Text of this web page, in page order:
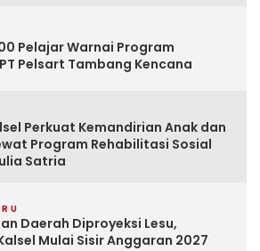
Pelajar Warnai Program
Pelsart Tambang Kencana
Perkuat Kemandirian Anak dan
Program Rehabilitasi Sosial
Satria
Daerah Diproyeksi Lesu,
Mulai Sisir Anggaran 2027